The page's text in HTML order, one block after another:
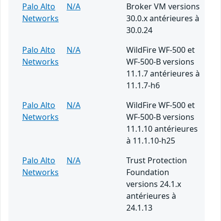
Palo Alto
Networks
N/A
Broker VM versions
30.0.x antérieures à
30.0.24
Palo Alto
Networks
N/A
WildFire WF-500 et
WF-500-B versions
11.1.7 antérieures à
11.1.7-h6
Palo Alto
Networks
N/A
WildFire WF-500 et
WF-500-B versions
11.1.10 antérieures
à 11.1.10-h25
Palo Alto
Networks
N/A
Trust Protection
Foundation
versions 24.1.x
antérieures à
24.1.13